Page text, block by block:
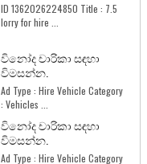
ID 1362026224850 Title : 7.5
lorry for hire ...
විනෝද චාරිකා සඳහා
විමසන්න.
Ad Type : Hire Vehicle Category
: Vehicles ...
විනෝද චාරිකා සඳහා
විමසන්න.
Ad Type : Hire Vehicle Category